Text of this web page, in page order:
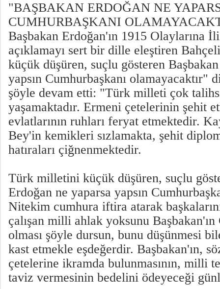
"BAŞBAKAN ERDOĞAN NE
CUMHURBAŞKANI
Başbakan Erdoğan'ın 1915 Olaylarına
açıklamayı sert bir dille eleştiren
küçük düşüren, suçlu gösteren
yapsın Cumhurbaşkanı olamayacaktır"
şöyle devam etti: "Türk milleti çok
yaşamaktadır. Ermeni çetelerinin şehit
evlatlarının ruhları feryat etmektedir.
Bey'in kemikleri sızlamakta, şehit
hatıraları çiğnenmektedir.
Türk milletini küçük düşüren, suçlu
Erdoğan ne yaparsa yapsın
Nitekim cumhura iftira atarak
çalışan milli ahlak yoksunu Başbakan'ın
olması şöyle dursun, bunu düşünmesi
kast etmekle eşdeğerdir. Başbakan'ın,
çetelerine ikramda bulunmasının, milli
taviz vermesinin bedelini ödeyeceği